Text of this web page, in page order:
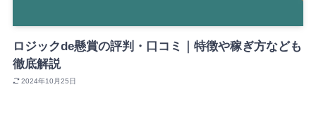
ロジックde懸賞の評判・口コミ｜特徴や稼ぎ方なども
徹底解説
2024年10月25日